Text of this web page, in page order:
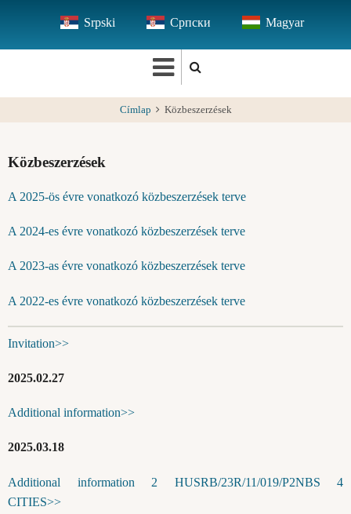
tartalomra
Srpski Српски Magyar
Címlap Közbeszerzések
Közbeszerzések
A 2025-ös évre vonatkozó közbeszerzések terve
A 2024-es évre vonatkozó közbeszerzések terve
A 2023-as évre vonatkozó közbeszerzések terve
A 2022-es évre vonatkozó közbeszerzések terve
Invitation>>
2025.02.27
Additional information>>
2025.03.18
Additional information 2 HUSRB/23R/11/019/P2NBS 4
CITIES>>